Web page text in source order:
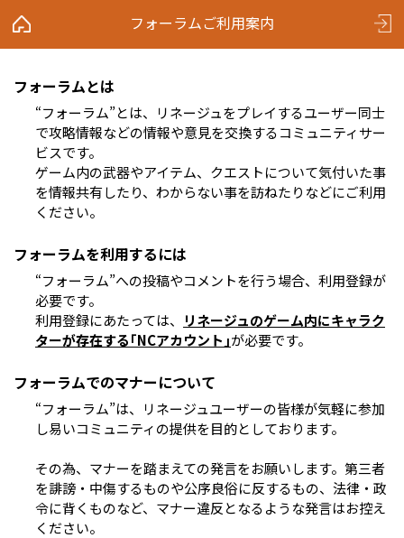
フォーラムご利用案内
フォーラムとは
“フォーラム”とは、リネージュをプレイするユーザー同士
で攻略情報などの情報や意見を交換するコミュニティサー
ビスです。
ゲーム内の武器やアイテム、クエストについて気付いた事
を情報共有したり、わからない事を訪ねたりなどにご利用
ください。
フォーラムを利用するには
“フォーラム”への投稿やコメントを行う場合、利用登録が
必要です。
利用登録にあたっては、
リネージュのゲーム内にキャラク
ターが存在する｢NCアカウント｣が必要です。
フォーラムでのマナーについて
“フォーラム”は、リネージュユーザーの皆様が気軽に参加
し易いコミュニティの提供を目的としております。
その為、マナーを踏まえての発言をお願いします。第三者
を誹謗・中傷するものや公序良俗に反するもの、法律・政
令に背くものなど、マナー違反となるような発言はお控え
ください。